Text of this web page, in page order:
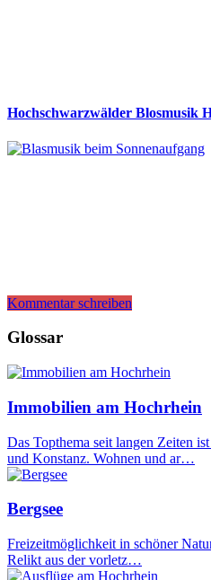
Hochschwarzwälder Blosmusik
Kommentar schreiben
Glossar
Immobilien am Hochrhein
Das Topthema seit langen Zeiten
und Konstanz. Wohnen und ar…
Bergsee
Freizeitmöglichkeit in schöner
Relikt aus der vorletz…